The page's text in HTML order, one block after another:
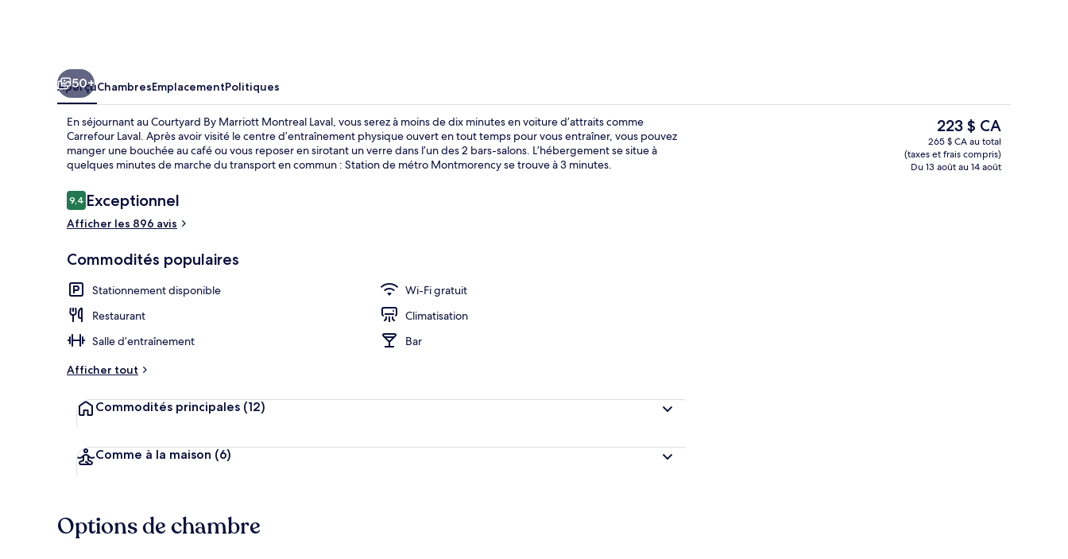
2 bars-salons
50+
AperçuChambresEmplacementPolitiques
En séjournant au Courtyard By Marriott Montreal Laval, vous serez à moins de dix minutes en voiture d’attraits comme
Carrefour Laval. Après avoir visité le centre d’entraînement physique ouvert en tout temps pour vous entraîner, vous pouvez
manger une bouchée au café ou vous reposer en sirotant un verre dans l’un des 2 bars-salons. L’hébergement se situe à
quelques minutes de marche du transport en commun : Station de métro Montmorency se trouve à 3 minutes.
Avis
9,49,4 sur 10 –
Exceptionnel
Afficher les 896 avis
Commodités populaires
Stationnement disponible
Wi-Fi gratuit
Restaurant
Climatisation
Salle d’entraînement
Bar
Afficher tout
Commodités principales (12)
Comme à la maison (6)
Le
prix
actuel
est
223 $ CA
265 $ CA au total
(taxes et frais compris)
Du 13 août au 14 août
Options de chambre